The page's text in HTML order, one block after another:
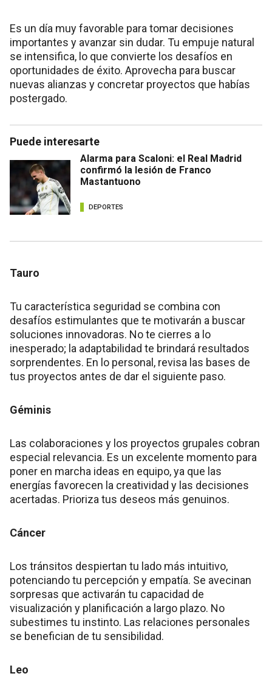
Es un día muy favorable para tomar decisiones
importantes y avanzar sin dudar. Tu empuje natural
se intensifica, lo que convierte los desafíos en
oportunidades de éxito. Aprovecha para buscar
nuevas alianzas y concretar proyectos que habías
postergado.
Puede interesarte
Alarma para Scaloni: el Real Madrid
confirmó la lesión de Franco
Mastantuono
DEPORTES
Tauro
Tu característica seguridad se combina con
desafíos estimulantes que te motivarán a buscar
soluciones innovadoras. No te cierres a lo
inesperado; la adaptabilidad te brindará resultados
sorprendentes. En lo personal, revisa las bases de
tus proyectos antes de dar el siguiente paso.
Géminis
Las colaboraciones y los proyectos grupales cobran
especial relevancia. Es un excelente momento para
poner en marcha ideas en equipo, ya que las
energías favorecen la creatividad y las decisiones
acertadas. Prioriza tus deseos más genuinos.
Cáncer
Los tránsitos despiertan tu lado más intuitivo,
potenciando tu percepción y empatía. Se avecinan
sorpresas que activarán tu capacidad de
visualización y planificación a largo plazo. No
subestimes tu instinto. Las relaciones personales
se benefician de tu sensibilidad.
Leo